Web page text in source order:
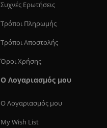
Συχνές Ερωτήσεις
Τρόποι Πληρωμής
Τρόποι Αποστολής
Όροι Χρήσης
Ο Λογαριασμός μου
Ο Λογαριασμός μου
My Wish List